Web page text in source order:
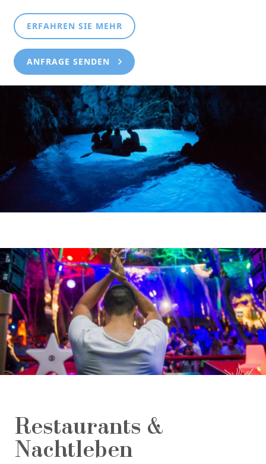
ERFAHREN SIE MEHR
ANFRAGE SENDEN
Restaurants &
Nachtleben